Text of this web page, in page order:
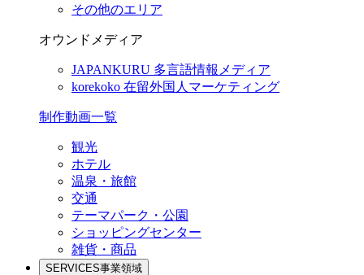
その他のエリア
オウンドメディア
JAPANKURU 多言語情報メディア
korekoko 在留外国人マーケティング
制作動画一覧
観光
ホテル
温泉・旅館
交通
テーマパーク・公園
ショッピングセンター
雑貨・商品
SERVICES事業領域